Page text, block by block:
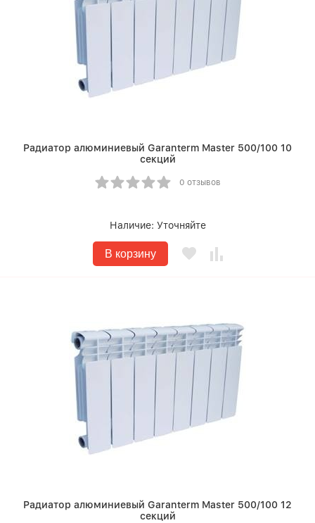
Радиатор алюминиевый Garanterm Master 500/100 10
секций
0 отзывов
Наличие: Уточняйте
В корзину
Радиатор алюминиевый Garanterm Master 500/100 12
секций